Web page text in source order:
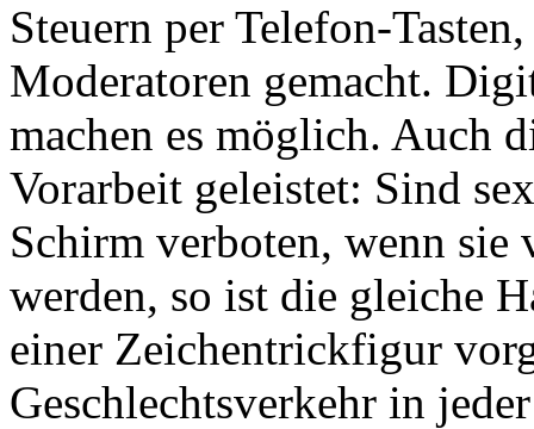
Steuern per Telefon-
Moderatoren gemacht.
machen es möglich. Auch
Vorarbeit geleistet: Sind
Schirm verboten, wenn sie
werden, so ist die gleiche
einer Zeichentrickfigur
Geschlechtsverkehr in